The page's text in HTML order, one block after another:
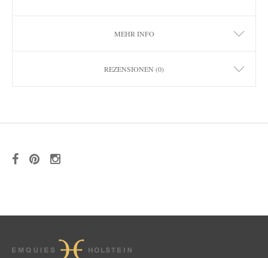
MEHR INFO
REZENSIONEN (0)